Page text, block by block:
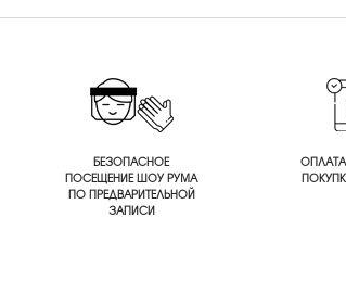
БЕЗОПАСНОЕ
ПОСЕЩЕНИЕ ШОУ РУМА
ПО ПРЕДВАРИТЕЛЬНОЙ
ЗАПИСИ